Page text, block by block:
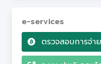
e-services
ตรวจสอบการจ่า